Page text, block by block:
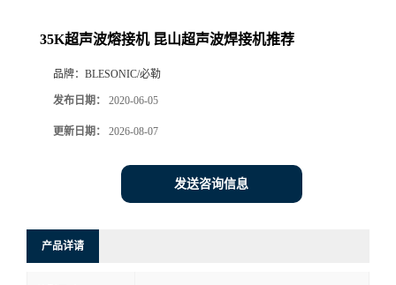
35K超声波熔接机 昆山超声波焊接机推荐
品牌： BLESONIC/必勒
发布日期： 2020-06-05
更新日期： 2026-08-07
发送咨询信息
产品详请